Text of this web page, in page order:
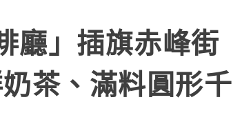
廳」插旗赤峰街
茶、滿料圓形千